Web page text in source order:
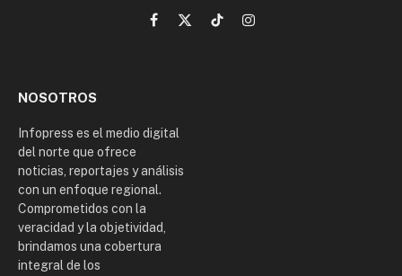
Facebook
X
TikTokInstagram
NOSOTROS
Infopress es el medio digital
del norte que ofrece
noticias, reportajes y análisis
con un enfoque regional.
Comprometidos con la
veracidad y la objetividad,
brindamos una cobertura
integral de los